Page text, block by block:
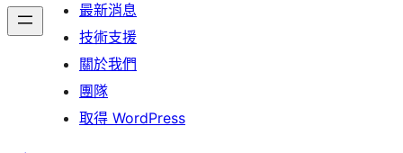
最新消息
技術支援
關於我們
團隊
取得 WordPress